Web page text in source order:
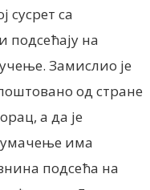
сусрет са
подсећају на
Замислио је
од стране
а да је
има
подсећа на